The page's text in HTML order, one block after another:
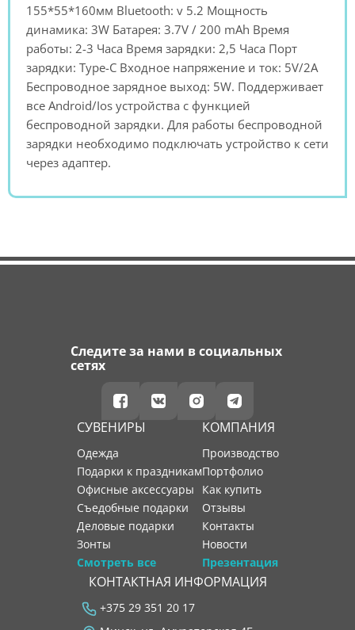
155*55*160мм Bluetooth: v 5.2 Мощность
динамика: 3W Батарея: 3.7V / 200 mAh Время
работы: 2-3 Часа Время зарядки: 2,5 Часа Порт
зарядки: Type-C Входное напряжение и ток: 5V/2A
Беспроводное зарядное выход: 5W. Поддерживает
все Android/Ios устройства с функцией
беспроводной зарядки. Для работы беспроводной
зарядки необходимо подключать устройство к сети
через адаптер.
Следите за нами в социальных
сетях
СУВЕНИРЫ
Одежда
Подарки к праздникам
Офисные аксессуары
Съедобные подарки
Деловые подарки
Зонты
Смотреть все
КОМПАНИЯ
производство
портфолио
как купить
отзывы
контакты
новости
Презентация
КОНТАКТНАЯ ИНФОРМАЦИЯ
+375 29 351 20 17